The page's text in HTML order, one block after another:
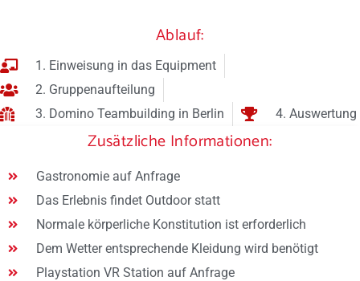
Ablauf:
1. Einweisung in das Equipment
2. Gruppenaufteilung
3. Domino Teambuilding in Berlin
4. Auswertung
Zusätzliche Informationen:
Gastronomie auf Anfrage
Das Erlebnis findet Outdoor statt
Normale körperliche Konstitution ist erforderlich
Dem Wetter entsprechende Kleidung wird benötigt
Playstation VR Station auf Anfrage